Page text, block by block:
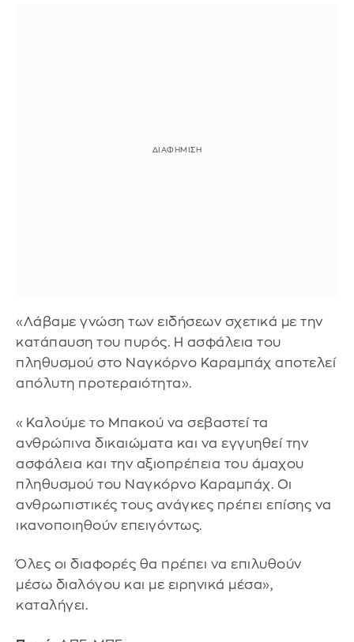
«Λάβαμε γνώση των ειδήσεων σχετικά με την
κατάπαυση του πυρός. Η ασφάλεια του
πληθυσμού στο Ναγκόρνο Καραμπάχ αποτελεί
απόλυτη προτεραιότητα».
«Καλούμε το Μπακού να σεβαστεί τα
ανθρώπινα δικαιώματα και να εγγυηθεί την
ασφάλεια και την αξιοπρέπεια του άμαχου
πληθυσμού του Ναγκόρνο Καραμπάχ. Οι
ανθρωπιστικές τους ανάγκες πρέπει επίσης να
ικανοποιηθούν επειγόντως.
Όλες οι διαφορές θα πρέπει να επιλυθούν
μέσω διαλόγου και με ειρηνικά μέσα»,
καταλήγει.